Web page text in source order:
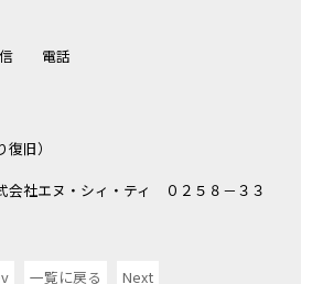
通信 電話
旧）
社エヌ・シィ・ティ ０２５８－３３
一覧に戻る Next